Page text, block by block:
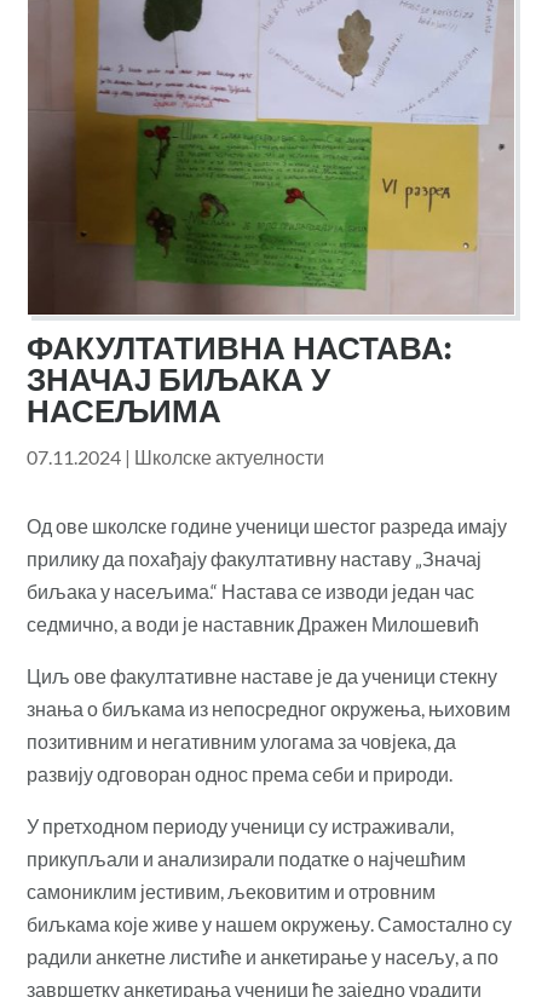
ФАКУЛТАТИВНА НАСТАВА:
ЗНАЧАЈ БИЉАКА У
НАСЕЉИМА
07.11.2024 | Школске актуелности
Од ове школске године ученици шестог разреда имају
прилику да похађају факултативну наставу „Значај
биљака у насељима.“ Настава се изводи један час
седмично, а води је наставник Дражен Милошевић
Циљ ове факултативне наставе је да ученици стекну
знања о биљкама из непосредног окружења, њиховим
позитивним и негативним улогама за човјека, да
развију одговоран однос према себи и природи.
У претходном периоду ученици су истраживали,
прикупљали и анализирали податке о најчешћим
самониклим јестивим, љековитим и отровним
биљкама које живе у нашем окружењу. Самостално су
радили анкетне листиће и анкетирање у насељу, а по
завршетку анкетирања ученици ће заједно урадити